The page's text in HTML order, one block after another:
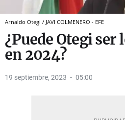
Arnaldo Otegi / JAVI COLMENERO - EFE
¿Puede Otegi ser
en 2024?
19 septiembre, 2023 05:00